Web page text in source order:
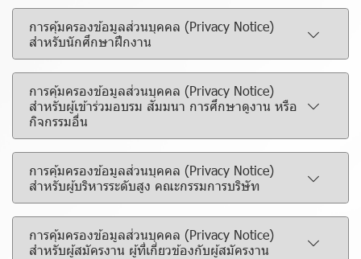
การคุ้มครองข้อมูลส่วนบุคคล (Privacy Notice)
สำหรับนักศึกษาฝึกงาน
การคุ้มครองข้อมูลส่วนบุคคล (Privacy Notice)
สำหรับผู้เข้าร่วมอบรม สัมมนา การศึกษาดูงาน หรือ
กิจกรรมอื่น
การคุ้มครองข้อมูลส่วนบุคคล (Privacy Notice)
สำหรับผู้บริหารระดับสูง คณะกรรมการบริษัท
การคุ้มครองข้อมูลส่วนบุคคล (Privacy Notice)
สำหรับผู้สมัครงาน ผู้ที่เกี่ยวข้องกับผู้สมัครงาน